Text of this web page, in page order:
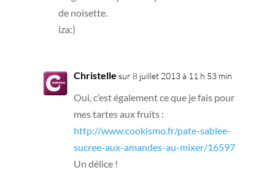
de noisette.
iza:)
Christelle sur 8 juillet 2013 à 11 h 53 min
Oui, c’est également ce que je fais pour
mes tartes aux fruits :
http://www.cookismo.fr/pate-sablee-
sucree-aux-amandes-au-mixer/16597
Un délice !